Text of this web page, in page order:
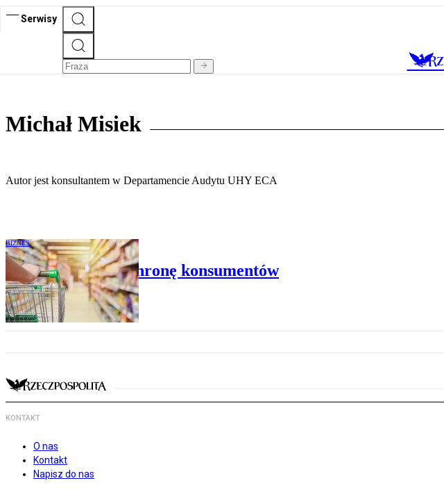
Serwisy
Michał Misiek
Autor jest konsultantem w Departamencie Audytu UHY ECA
BIZNES
Unia wzmacnia ochronę konsumentów
KONTAKT
O nas
Kontakt
Napisz do nas